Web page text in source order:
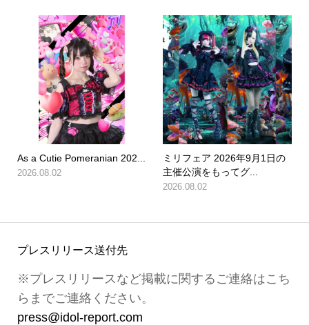
As a Cutie Pomeranian 202...
2026.08.02
ミリフェア 2026年9月1日の
主催公演をもってグ...
2026.08.02
プレスリリース送付先
※プレスリリースなど掲載に関するご連絡はこち
らまでご連絡ください。
press@idol-report.com